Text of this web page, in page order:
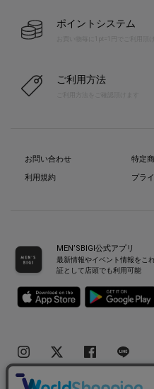
ポイントシステム
お買い物毎に1pt=1円でご利用頂け
ご利用方法
お問い合わせ
利用規約
特定
プラ
MEN’SBIGI公式アプリ
最新情報やイベント情報をこ
証として店頭でも利用可能